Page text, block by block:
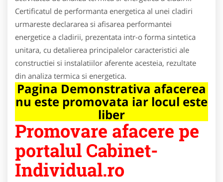
Certificatul de performanta energetica al unei cladiri
urmareste declararea si afisarea performantei
energetice a cladirii, prezentata intr-o forma sintetica
unitara, cu detalierea principalelor caracteristici ale
constructiei si instalatiilor aferente acesteia, rezultate
din analiza termica si energetica.
Pagina Demonstrativa afacerea
nu este promovata iar locul este
liber
Promovare afacere pe
portalul Cabinet-
Individual.ro